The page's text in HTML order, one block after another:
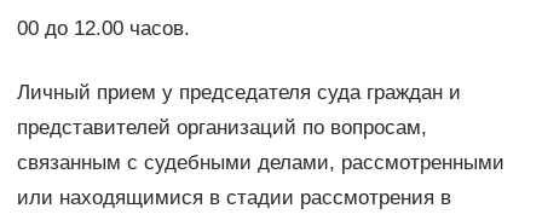
00 до 12.00 часов.
Личный прием у председателя суда граждан и
представителей организаций по вопросам,
связанным с судебными делами, рассмотренными
или находящимися в стадии рассмотрения в